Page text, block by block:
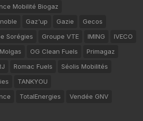
Mobilité Biogaz
Gaz'up Gazie
Gecos
Sorégies Groupe VTE IMING
IVECO
Molgas OG Clean Fuels
Primagaz
Romac Fuels
Séolis Mobilités
TANKYOU
TotalEnergies Vendée GNV